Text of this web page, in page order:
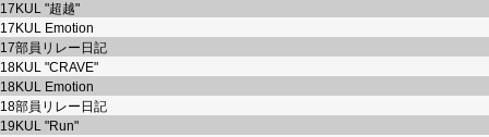
17KUL "超越"
17KUL Emotion
17部員リレー日記
18KUL "CRAVE"
18KUL Emotion
18部員リレー日記
19KUL "Run"